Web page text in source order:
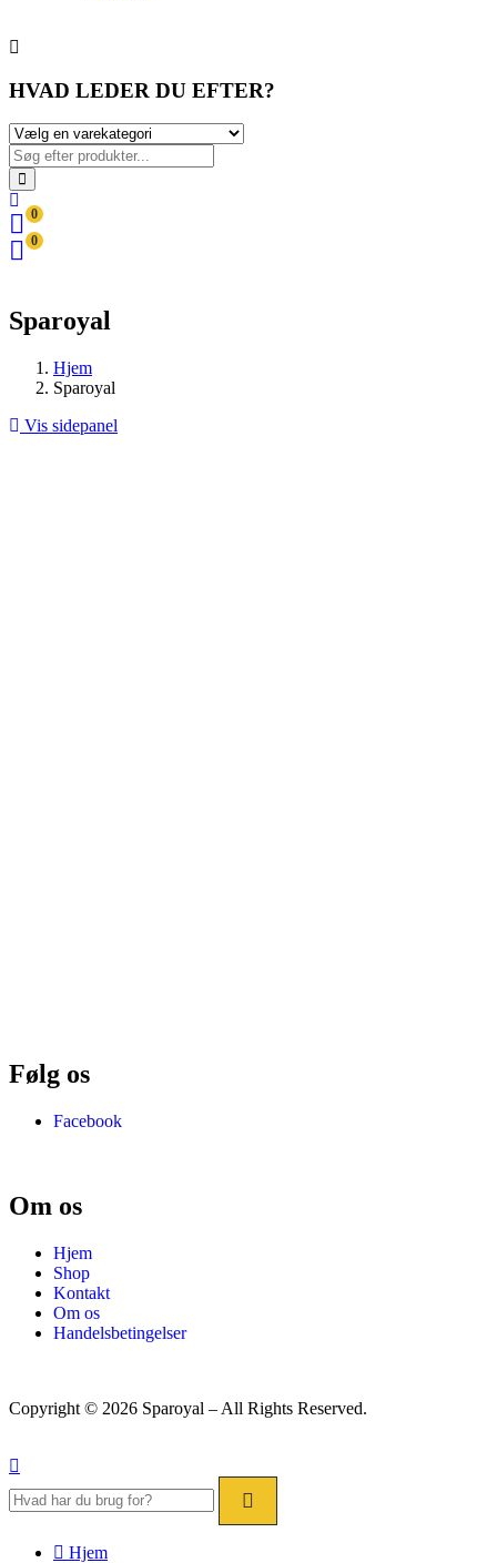
HVAD LEDER DU EFTER?
0
0
Sparoyal
Hjem
Sparoyal
Vis sidepanel
Følg os
Facebook
Om os
Hjem
Shop
Kontakt
Om os
Handelsbetingelser
Copyright © 2026 Sparoyal – All Rights Reserved.
Hjem